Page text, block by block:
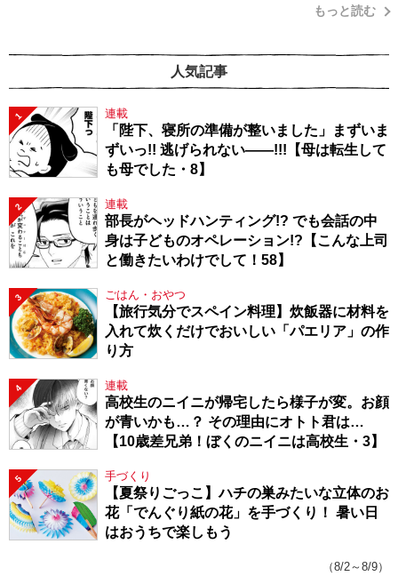
もっと読む
人気記事
1 連載
「陛下、寝所の準備が整いました」まずいま
ずいっ!! 逃げられない――!!!【母は転生して
も母でした・8】
2 連載
部長がヘッドハンティング!? でも会話の中
身は子どものオペレーション!?【こんな上司
と働きたいわけでして！58】
3 ごはん・おやつ
【旅行気分でスペイン料理】炊飯器に材料を
入れて炊くだけでおいしい「パエリア」の作
り方
4 連載
高校生のニイニが帰宅したら様子が変。お顔
が青いかも…？ その理由にオトト君は…
【10歳差兄弟！ぼくのニイニは高校生・3】
5 手づくり
【夏祭りごっこ】ハチの巣みたいな立体のお
花「でんぐり紙の花」を手づくり！ 暑い日
はおうちで楽しもう
（8/2～8/9）